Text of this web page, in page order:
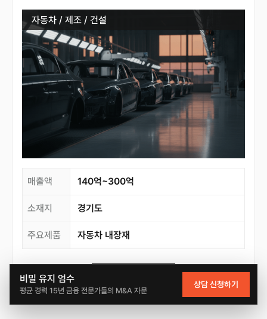
자동차 / 제조 / 건설
매출액 140억~300억
소재지 경기도
주요제품 자동차 내장재
비밀 유지 엄수
평균 경력 15년 금융 전문가들의 M&A 자문
상담 신청하기